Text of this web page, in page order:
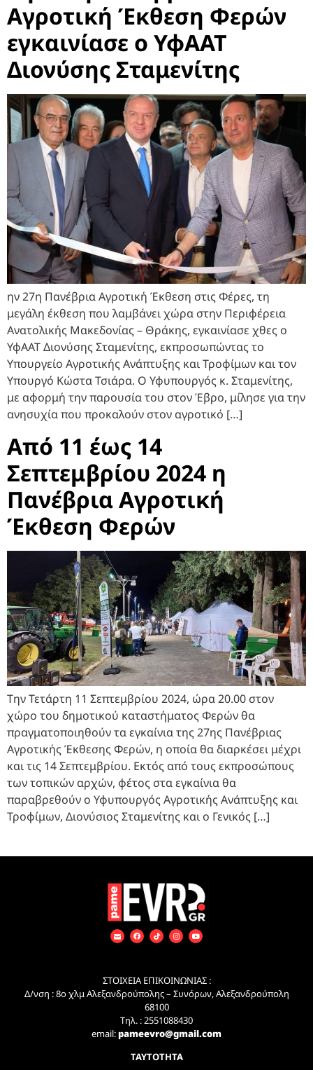
Αγροτική Έκθεση Φερών
εγκαινίασε ο ΥφΑΑΤ
Διονύσης Σταμενίτης
ην 27η Πανέβρια Αγροτική Έκθεση στις Φέρες, τη
μεγάλη έκθεση που λαμβάνει χώρα στην Περιφέρεια
Ανατολικής Μακεδονίας – Θράκης, εγκαινίασε χθες ο
ΥφΑΑΤ Διονύσης Σταμενίτης, εκπροσωπώντας το
Υπουργείο Αγροτικής Ανάπτυξης και Τροφίμων και τον
Υπουργό Κώστα Τσιάρα. Ο Υφυπουργός κ. Σταμενίτης,
με αφορμή την παρουσία του στον Έβρο, μίλησε για την
ανησυχία που προκαλούν στον αγροτικό […]
Από 11 έως 14
Σεπτεμβρίου 2024 η
Πανέβρια Αγροτική
Έκθεση Φερών
Την Τετάρτη 11 Σεπτεμβρίου 2024, ώρα 20.00 στον
χώρο του δημοτικού καταστήματος Φερών θα
πραγματοποιηθούν τα εγκαίνια της 27ης Πανέβριας
Αγροτικής Έκθεσης Φερών, η οποία θα διαρκέσει μέχρι
και τις 14 Σεπτεμβρίου. Εκτός από τους εκπροσώπους
των τοπικών αρχών, φέτος στα εγκαίνια θα
παραβρεθούν ο Υφυπουργός Αγροτικής Ανάπτυξης και
Τροφίμων, Διονύσιος Σταμενίτης και ο Γενικός […]
ΣΤΟΙΧΕΙΑ ΕΠΙΚΟΙΝΩΝΙΑΣ :
Δ/νση : 8ο χλμ Αλεξανδρούπολης – Συνόρων, Αλεξανδρούπολη
68100
Τηλ. : 2551088430
email:pameevro@gmail.com
ΤΑΥΤΟΤΗΤΑ